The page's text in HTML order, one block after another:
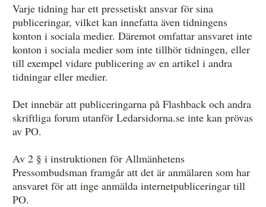
Varje tidning har ett pressetiskt ansvar för sina
publiceringar, vilket kan innefatta även tidningens
konton i sociala medier. Däremot omfattar ansvaret inte
konton i sociala medier som inte tillhör tidningen, eller
till exempel vidare publicering av en artikel i andra
tidningar eller medier.
Det innebär att publiceringarna på Flashback och andra
skriftliga forum utanför Ledarsidorna.se inte kan prövas
av PO.
Av 2 § i instruktionen för Allmänhetens
Pressombudsman framgår att det är anmälaren som har
ansvaret för att inge anmälda internetpubliceringar till
PO.